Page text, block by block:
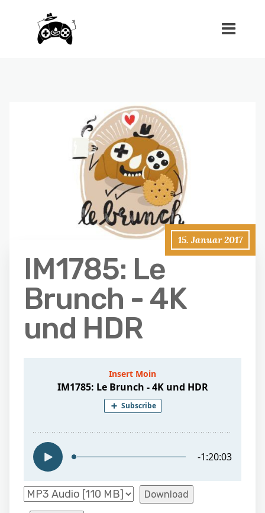
15. Januar 2017
IM1785: Le
Brunch - 4K
und HDR
Download